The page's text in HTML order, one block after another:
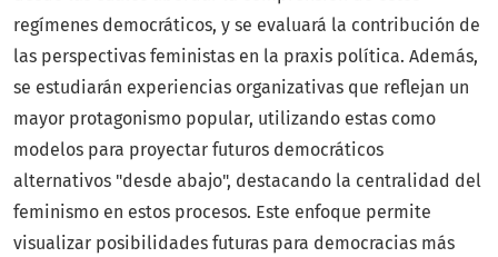
regímenes democráticos, y se evaluará la contribución de
las perspectivas feministas en la praxis política. Además,
se estudiarán experiencias organizativas que reflejan un
mayor protagonismo popular, utilizando estas como
modelos para proyectar futuros democráticos
alternativos "desde abajo", destacando la centralidad del
feminismo en estos procesos. Este enfoque permite
visualizar posibilidades futuras para democracias más